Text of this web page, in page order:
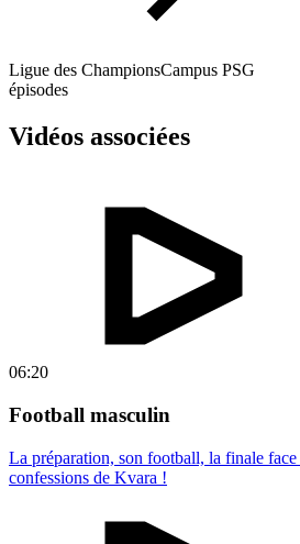
Ligue des ChampionsCampus PSG
épisodes
Vidéos associées
06:20
Football masculin
La préparation, son football, la finale
confessions de Kvara !